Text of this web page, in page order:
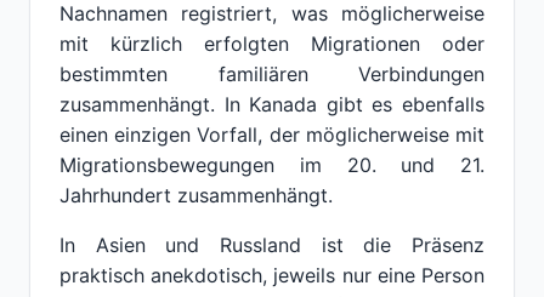
Nachnamen registriert, was möglicherweise
mit kürzlich erfolgten Migrationen oder
bestimmten familiären Verbindungen
zusammenhängt. In Kanada gibt es ebenfalls
einen einzigen Vorfall, der möglicherweise mit
Migrationsbewegungen im 20. und 21.
Jahrhundert zusammenhängt.
In Asien und Russland ist die Präsenz
praktisch anekdotisch, jeweils nur eine Person